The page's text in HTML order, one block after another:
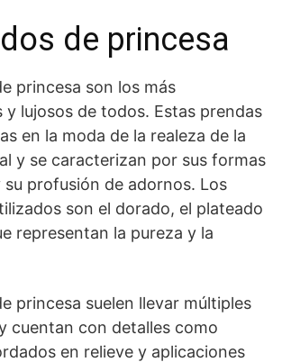
de princesa
princesa son los más
y lujosos de todos. Estas prendas
⁢en ‌la moda de la realeza​ de la
y se caracterizan por ‍sus formas
su profusión ‍de ⁢adornos. Los‍
son el dorado, el plateado
representan​ la pureza y‌ la⁤
princesa suelen llevar múltiples
cuentan con detalles como
en relieve y aplicaciones